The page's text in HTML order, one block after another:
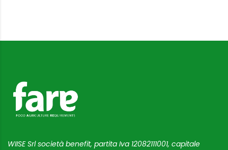
WIISE Srl società benefit, partita Iva 12082111001, capitale